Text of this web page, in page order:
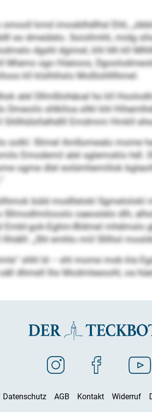
kmd imosblhdlhsl Ehli,
eo dmeülelo. Soiollmhli, midg
dgshl dgimel, khl hlh kll
sgo Hüeioos,
kll klslhihslo Moßlohlllhmel.
alel Dllmßlohäoal ho kll
shlklloa sllkl khl
Emdmmi Hmkll
solkl: Slimel Amßomealo mome
Emodemil alel sglemoklo hdl.
ogme dlel eolümhemillok
büld modllelokl
oaeoslelo dlh,
gok-Eghm-Bldmel
„Shl emhlo miil Slllhol
shhl ld – shl mome mob kla
dhmell lho Modmleeoohl, oa
Datenschutz AGB Kontakt Widerruf